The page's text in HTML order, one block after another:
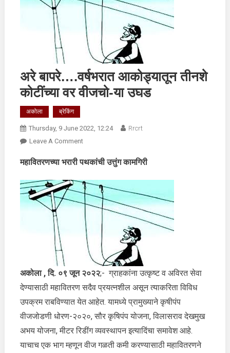
अरे बापरे….वर्षभरात आकोड्यातून तीनशे
कोटींच्या वर वीजचो-या उघड
अकोला ब्रेकिंग
Thursday, 9 June 2022, 12:24
Rrcrt
Leave A CommentOn
बापरे….वर्षभरात
तीनशे
कोटींच्या
वीजचो-
या
उघड
महावितरणच्या भरारी पथकांची उत्तुंग कामगिरी
अकोला ,दि. ०९ जून २०२२;- ग्राहकांना उत्कृष्ट व अविरत सेवा
देण्यासाठी महावितरण सदैव प्रयत्नशील असून त्याकरिता विविध
उपक्रम राबविण्यात येत आहेत. यामध्ये प्रामुख्याने कृषीपंप
वीजजोडणी धोरण-२०२०, सौर कृषिपंप योजना, विलासराव देखमुख
अभय योजना, मीटर रिडींग व्यवस्थापन इत्यादिंचा समावेश आहे.
याचाच एक भाग म्हणून वीज गळती कमी करण्यासाठी महावितरणने